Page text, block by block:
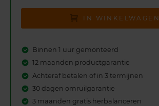
IN WINKELWAGEN
Binnen 1 uur gemonteerd
12 maanden productgarantie
Achteraf betalen of in 3 termijnen
30 dagen omruilgarantie
3 maanden gratis herbalanceren